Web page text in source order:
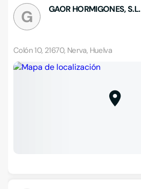
G GAOR HORMIGONES, S.L.
Colón 10, 21670, Nerva, Huelva